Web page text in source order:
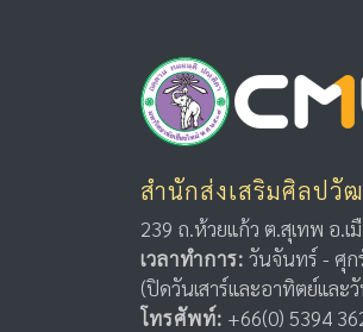
สำนักส่งเสริมศิลปวั
239 ถ.ห้วยแก้ว ต.สุเทพ อ.เ
เวลาทำการ: วันจันทร์ - ศุก
(ปิดวันเสาร์และอาทิตย์แล
โทรศัพท์: +66(0) 5394